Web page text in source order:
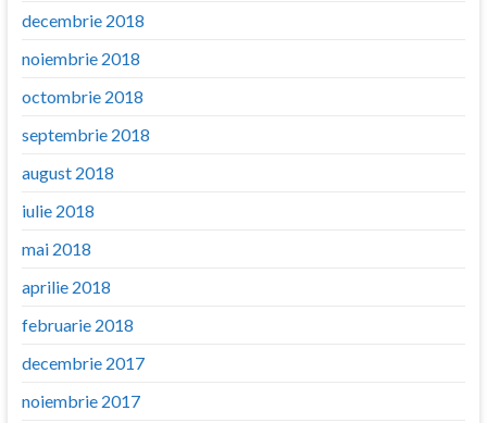
decembrie 2018
noiembrie 2018
octombrie 2018
septembrie 2018
august 2018
iulie 2018
mai 2018
aprilie 2018
februarie 2018
decembrie 2017
noiembrie 2017